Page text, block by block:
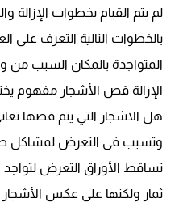
لم يتم القيام بخطوات الإزالة
بالخطوات التالية التعرف على
المتواجدة بالمكان السبب
الإزالة قص الأشجار مفهوم
هل الاشجار التي يتم قصها
وتسبب فى التعرض لمشاكل
تساقط الأوراق التعرض لتواجد
ثمار ولكنها على عكس الأشجار